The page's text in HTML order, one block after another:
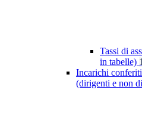
Tassi di
in tabelle)
Incarichi
(dirigenti e non